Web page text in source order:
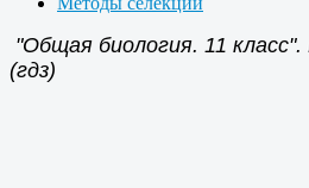
"Общая биология. 11
(гдз)